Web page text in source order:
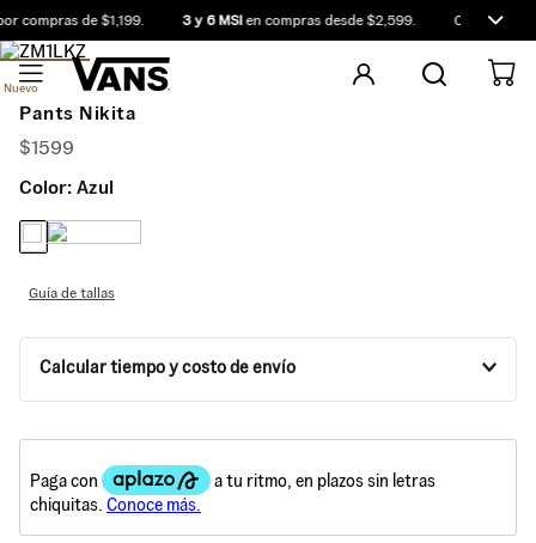
compras de $1,199. 3 y 6 MSIen compras desde $2,599. Compra
Nuevo
Pants Nikita
$1599
Color:Azul
Guía de tallas
Calcular tiempo y costo de envío